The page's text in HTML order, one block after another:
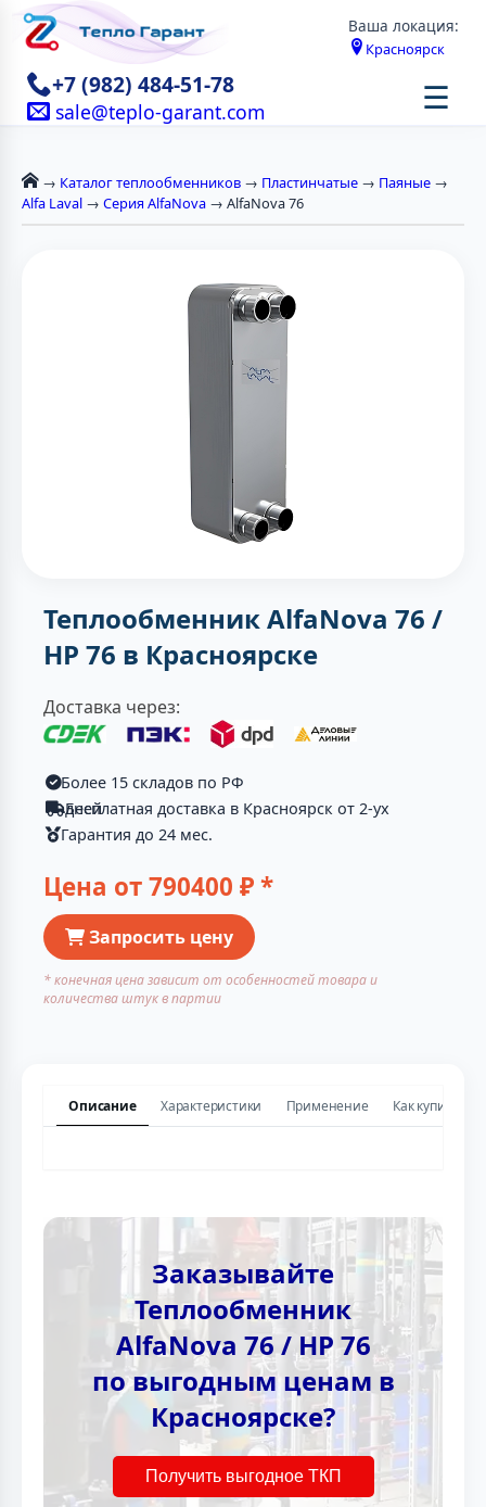
Ваша локация:
Красноярск
+7 (982) 484-51-78
sale@teplo-garant.com ☰
→ Каталог теплообменников → Пластинчатые → Паяные →
Alfa Laval → Серия AlfaNova → AlfaNova 76
Теплообменник AlfaNova 76 /
HP 76 в Красноярске
Доставка через:
Более 15 складов по РФ
Бесплатная доставка в Красноярск от 2-ух дней
Гарантия до 24 мес.
Цена от790400 ₽ *
Запросить цену
* конечная цена зависит от особенностей товара и
количества штук в партии
Описание Характеристики Применение Как купить
Заказывайте
Теплообменник
AlfaNova 76 / HP 76
по выгодным ценам в
Красноярске?
Получить выгодное ТКП